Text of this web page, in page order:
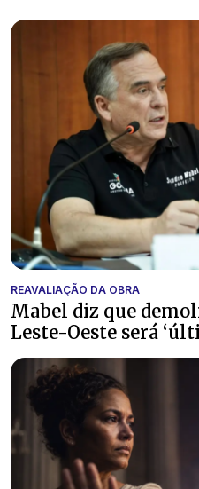
REAVALIAÇÃO DA OBRA
Mabel diz que
Leste-Oeste será